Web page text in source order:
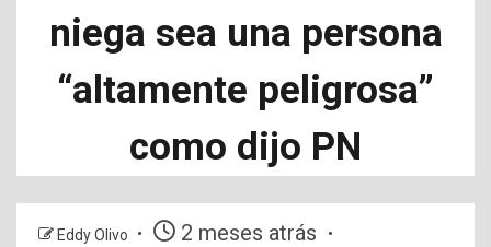
niega sea una persona
“altamente peligrosa”
como dijo PN
Eddy Olivo 2 meses atrás